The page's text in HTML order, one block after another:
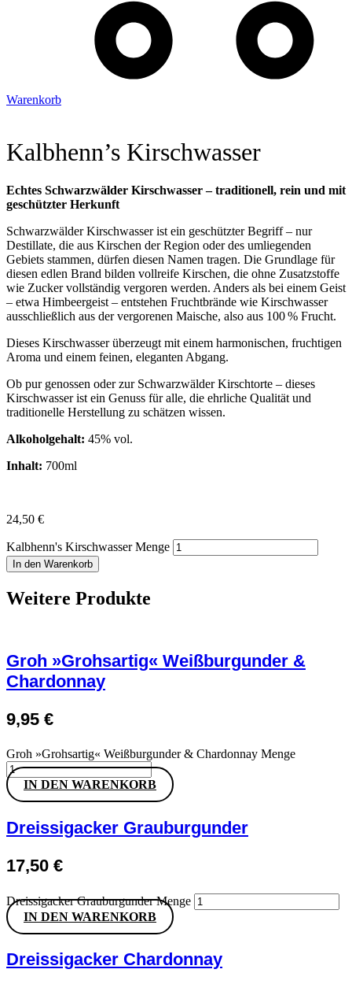
Warenkorb
Kalbhenn’s Kirschwasser
Echtes Schwarzwälder Kirschwasser – traditionell, rein und mit
geschützter Herkunft
Schwarzwälder Kirschwasser ist ein geschützter Begriff – nur
Destillate, die aus Kirschen der Region oder des umliegenden
Gebiets stammen, dürfen diesen Namen tragen. Die Grundlage für
diesen edlen Brand bilden vollreife Kirschen, die ohne Zusatzstoffe
wie Zucker vollständig vergoren werden. Anders als bei einem Geist
– etwa Himbeergeist – entstehen Fruchtbrände wie Kirschwasser
ausschließlich aus der vergorenen Maische, also aus 100 % Frucht.
Dieses Kirschwasser überzeugt mit einem harmonischen, fruchtigen
Aroma und einem feinen, eleganten Abgang.
Ob pur genossen oder zur Schwarzwälder Kirschtorte – dieses
Kirschwasser ist ein Genuss für alle, die ehrliche Qualität und
traditionelle Herstellung zu schätzen wissen.
Alkoholgehalt: 45% vol.
Inhalt: 700ml
24,50 €
Kalbhenn's Kirschwasser Menge
In den Warenkorb
Weitere Produkte
Groh »Grohsartig« Weißburgunder &
Chardonnay
9,95 €
Groh »Grohsartig« Weißburgunder & Chardonnay Menge
IN DEN WARENKORB
Dreissigacker Grauburgunder
17,50 €
Dreissigacker Grauburgunder Menge
IN DEN WARENKORB
Dreissigacker Chardonnay